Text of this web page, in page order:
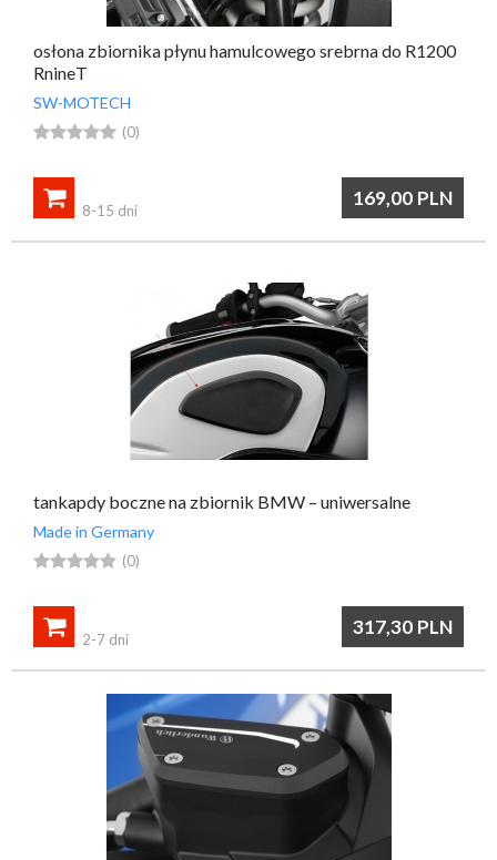
osłona zbiornika płynu hamulcowego srebrna do R1200
RnineT
SW-MOTECH
 (0)
169,00 PLN

8-15 dni
tankapdy boczne na zbiornik BMW – uniwersalne
Made in Germany
 (0)
317,30 PLN

2-7 dni